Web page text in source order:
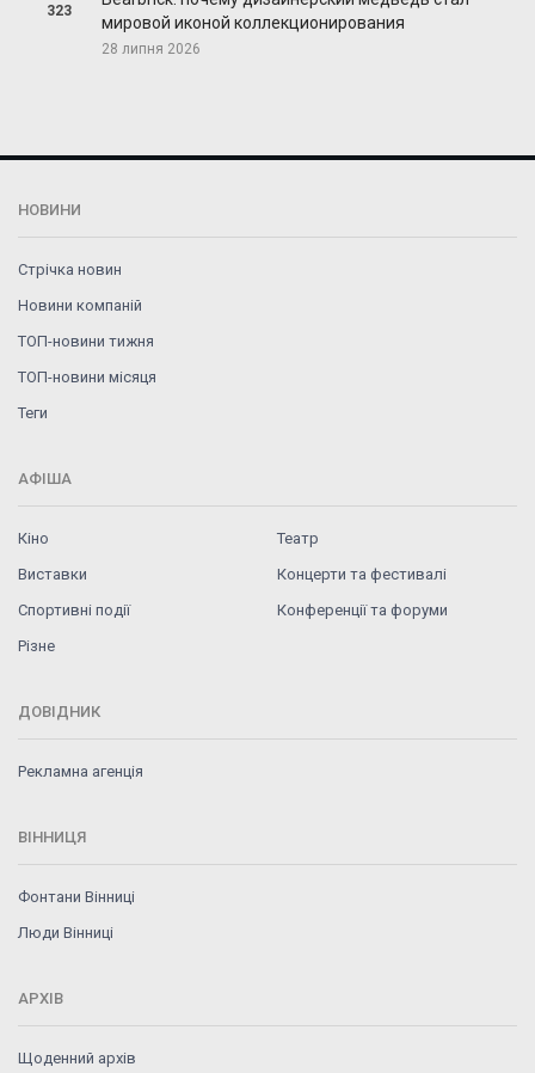
323
мировой иконой коллекционирования
28 липня 2026
НОВИНИ
Стрічка новин
Новини компаній
ТОП-новини тижня
ТОП-новини місяця
Теги
АФІША
Кіно
Театр
Виставки
Концерти та фестивалі
Спортивні події
Конференції та форуми
Різне
ДОВІДНИК
Рекламна агенція
ВІННИЦЯ
Фонтани Вінниці
Люди Вінниці
АРХІВ
Щоденний архів